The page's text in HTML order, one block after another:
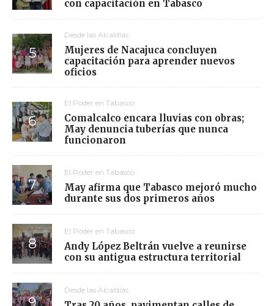
con capacitación en Tabasco
Desde las Alcaldías
Mujeres de Nacajuca concluyen
capacitación para aprender nuevos
oficios
El Poder en Tabasco
Comalcalco encara lluvias con obras;
May denuncia tuberías que nunca
funcionaron
El Poder en Tabasco
May afirma que Tabasco mejoró mucho
durante sus dos primeros años
El Poder en Tabasco
Andy López Beltrán vuelve a reunirse
con su antigua estructura territorial
Desde las Alcaldías